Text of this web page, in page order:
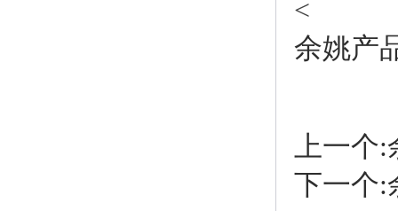
<
余姚产
上一
下一个: